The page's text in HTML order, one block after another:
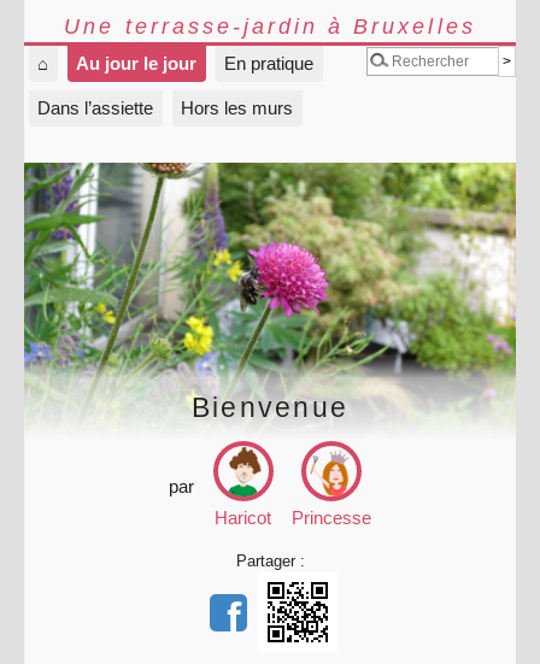
Une terrasse-jardin à Bruxelles
⌂ Au jour le jour En pratique
Dans l’assiette Hors les murs
Bienvenue
par
Haricot
Princesse
Partager :